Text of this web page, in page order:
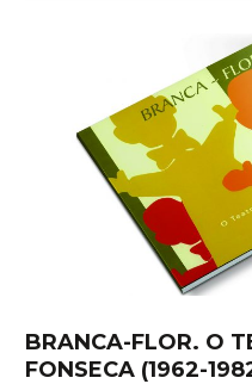
BRANCA-FLOR. O
FONSECA (1962-